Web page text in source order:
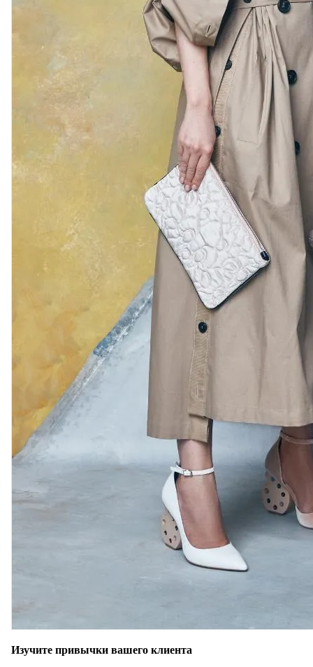
Изучите привычки вашего клиента